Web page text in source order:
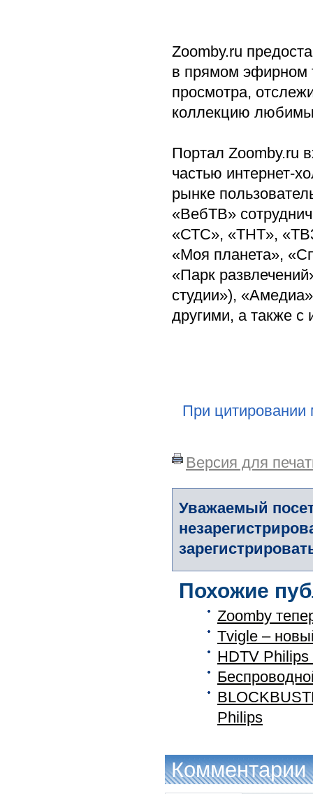
Zoomby.ru
в прямом эфирном
просмотра,
коллекцию
Портал Zoomby.ru
частью интернет-
рынке
«ВебТВ»
«СТС», «TНT»,
«Моя планета»,
«Парк
студии»),
другими, а также
При цитировании
Версия для
Уважаемый
Похожие
Zoomby
Tvigle –
HDTV Philips
Philips
Комментарии